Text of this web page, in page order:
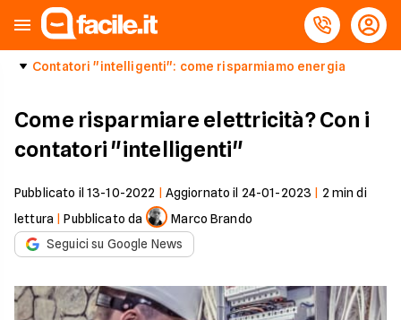
Contatori "intelligenti": come risparmiamo energia
Come risparmiare elettricità? Con i
contatori "intelligenti"
Pubblicato il 13-10-2022 Aggiornato il 24-01-2023 2 min di
lettura |Pubblicato da
Marco Brando
Seguici su Google News